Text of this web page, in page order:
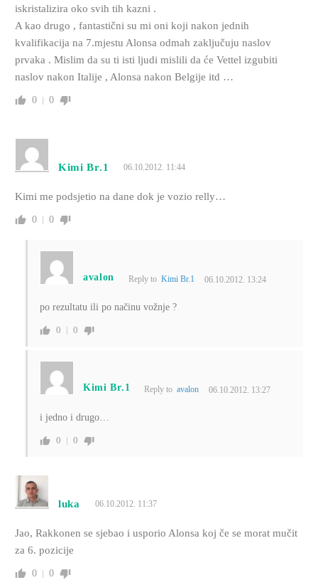
iskristalizira oko svih tih kazni .
A kao drugo , fantastični su mi oni koji nakon jednih
kvalifikacija na 7.mjestu Alonsa odmah zaključuju naslov
prvaka . Mislim da su ti isti ljudi mislili da će Vettel izgubiti
naslov nakon Italije , Alonsa nakon Belgije itd …
0 0
Kimi Br.1 06.10.2012. 11:44
Kimi me podsjetio na dane dok je vozio relly…
0 0
avalon Reply toKimi Br.1 06.10.2012. 13:24
po rezultatu ili po načinu vožnje ?
0 0
Kimi Br.1 Reply toavalon 06.10.2012. 13:27
i jedno i drugo…
0 0
luka 06.10.2012. 11:37
Jao, Rakkonen se sjebao i usporio Alonsa koj če se morat mučit
za 6. pozicije
0 0